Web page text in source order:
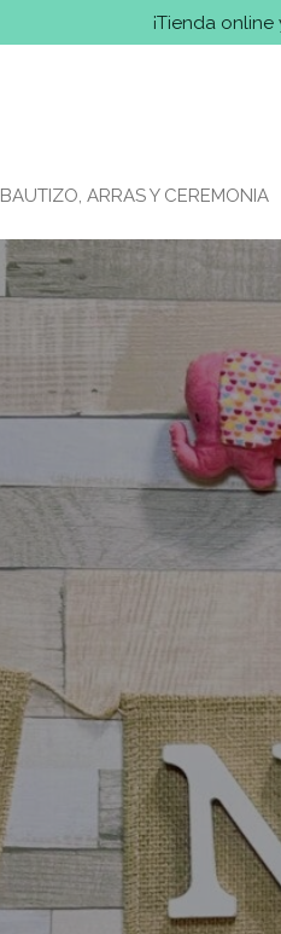
¡Tienda
BAUTIZO, ARRAS Y CEREMONIA